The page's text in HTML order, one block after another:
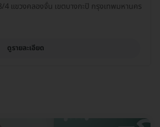
แขวงคลองจั่น เขตบางกะปิ กรุงเทพมหานคร
ดูรายละเอียด